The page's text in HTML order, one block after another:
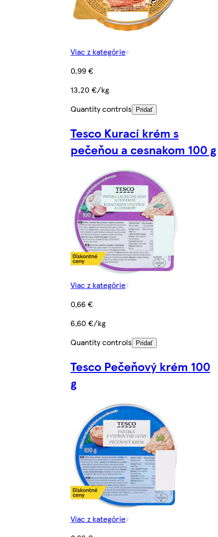
Viac z kategórie
0,99 €
13,20 €/kg
Quantity controls
Pridať
Tesco Kurací krém s
pečeňou a cesnakom 100 g
Viac z kategórie
0,66 €
6,60 €/kg
Quantity controls
Pridať
Tesco Pečeňový krém 100
g
Viac z kategórie